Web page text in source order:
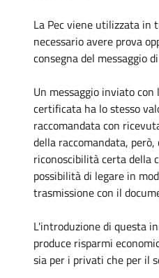
La Pec viene utilizzata in
necessario avere prova
consegna del messaggio
Un messaggio inviato
certificata ha lo stesso
raccomandata con
della raccomandata, però,
riconoscibilità certa della
possibilità di legare in
trasmissione con il
L'introduzione di questa
produce risparmi
sia per i privati che per il